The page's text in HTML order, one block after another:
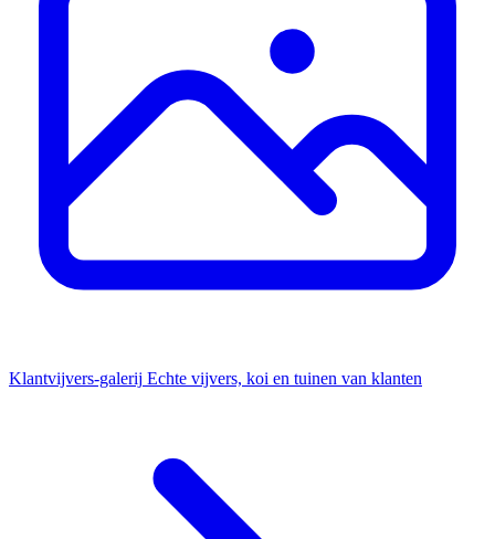
Klantvijvers-galerij Echte vijvers, koi en tuinen van klanten